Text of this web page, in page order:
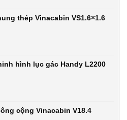
thép Vinacabin VS1.6×1.6
hình lục gác Handy L2200
cộng Vinacabin V18.4